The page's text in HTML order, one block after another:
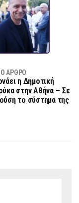
ΆΡΘΡΟ
η Δημοτική
στην Αθήνα – Σε
το σύστημα της